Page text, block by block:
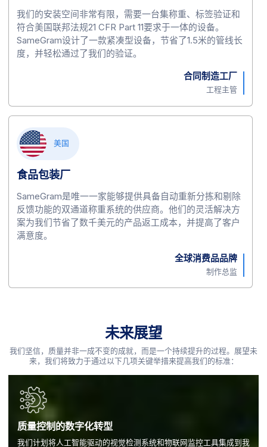
我们的安装空间非常有限，需要一台集称重、标签验证和
符合美国联邦法规21 CFR Part 11要求于一体的设备。
SameGram设计了一款紧凑型设备，节省了1.5米的管线长
度，并轻松通过了我们的验证。
合同制造工厂
工程主管
美国
食品包装厂
SameGram是唯一一家能够提供具备自动重新分拣和剔除
反馈功能的双通道称重系统的供应商。他们的灵活解决方
案为我们节省了数千美元的产品返工成本，并提高了客户
满意度。
全球消费品品牌
制作总监
未来展望
我们坚信，质量并非一成不变的成就，而是一个持续提升的过程。展望未
来，我们将致力于通过以下几项关键举措来提高我们的标准：
质量控制的数字化转型
我们计划将人工智能驱动的视觉检测系统和物联网监控工具集成到我